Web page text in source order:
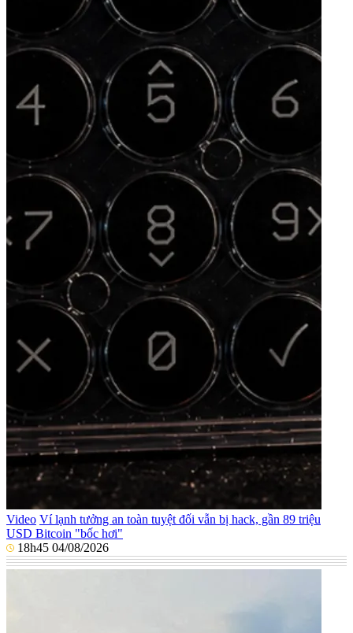
Video Ví lạnh tưởng an toàn tuyệt đối vẫn bị hack, gần 89 triệu
USD Bitcoin "bốc hơi"
18h45 04/08/2026